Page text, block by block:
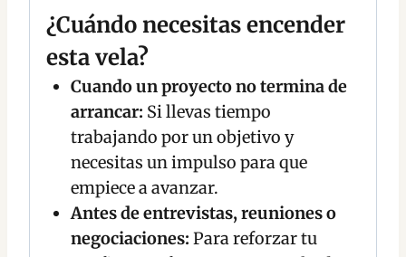
¿Cuándo necesitas encender
esta vela?
Cuando un proyecto no termina de
arrancar: Si llevas tiempo
trabajando por un objetivo y
necesitas un impulso para que
empiece a avanzar.
Antes de entrevistas, reuniones o
negociaciones: Para reforzar tu